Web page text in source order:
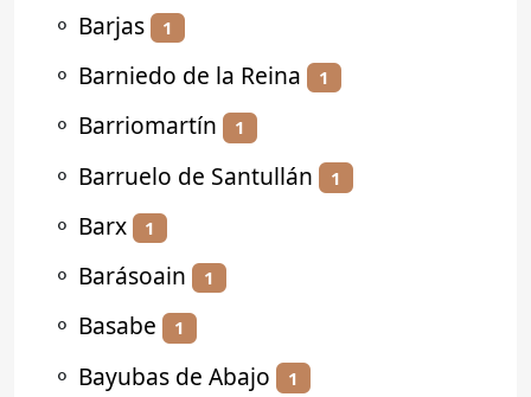
⚬ Barjas 1
⚬ Barniedo de la Reina 1
⚬ Barriomartín 1
⚬ Barruelo de Santullán 1
⚬ Barx 1
⚬ Barásoain 1
⚬ Basabe 1
⚬ Bayubas de Abajo 1